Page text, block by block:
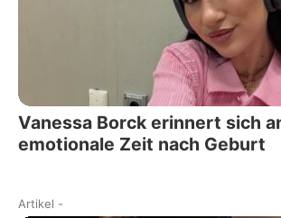
Vanessa Borck erinnert sich
emotionale Zeit nach Geburt
Artikel -